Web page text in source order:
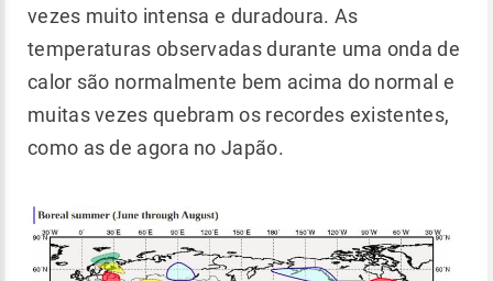
vezes muito intensa e duradoura. As
temperaturas observadas durante uma onda de
calor são normalmente bem acima do normal e
muitas vezes quebram os recordes existentes,
como as de agora no Japão.